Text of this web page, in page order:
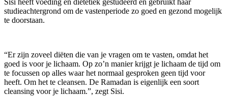
Sisi heeft voeding en diëtetiek gestudeerd en gebruikt haar
studieachtergrond om de vastenperiode zo goed en gezond mogelijk
te doorstaan.
“Er zijn zoveel diëten die van je vragen om te vasten, omdat het
goed is voor je lichaam. Op zo’n manier krijgt je lichaam de tijd om
te focussen op alles waar het normaal gesproken geen tijd voor
heeft. Om het te cleansen. De Ramadan is eigenlijk een soort
cleansing voor je lichaam.”, zegt Sisi.